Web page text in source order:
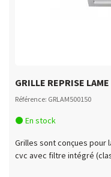
GRILLE REPRISE LAME
Référence: GRLAM500150
En stock
Grilles sont conçues pour
cvc avec filtre intégré